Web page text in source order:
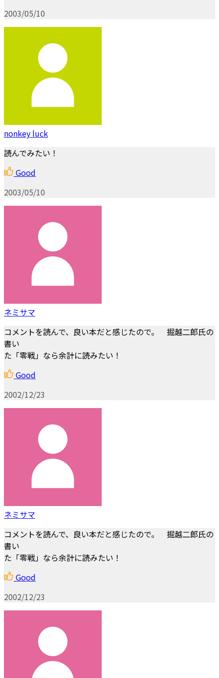
2003/05/10
nonkey luck
読んでみたい！
Good
2003/05/10
ネミサマ
コメントを読んで、良い本だと感じたので。 掘越二郎氏の
書い
た「零戦」なら余計に読みたい！
Good
2002/12/23
ネミサマ
コメントを読んで、良い本だと感じたので。 掘越二郎氏の
書い
た「零戦」なら余計に読みたい！
Good
2002/12/23